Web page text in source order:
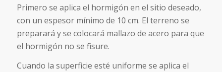
Primero se aplica el hormigón en el sitio deseado,
con un espesor mínimo de 10 cm. El terreno se
preparará y se colocará mallazo de acero para que
el hormigón no se fisure.
Cuando la superficie esté uniforme se aplica el